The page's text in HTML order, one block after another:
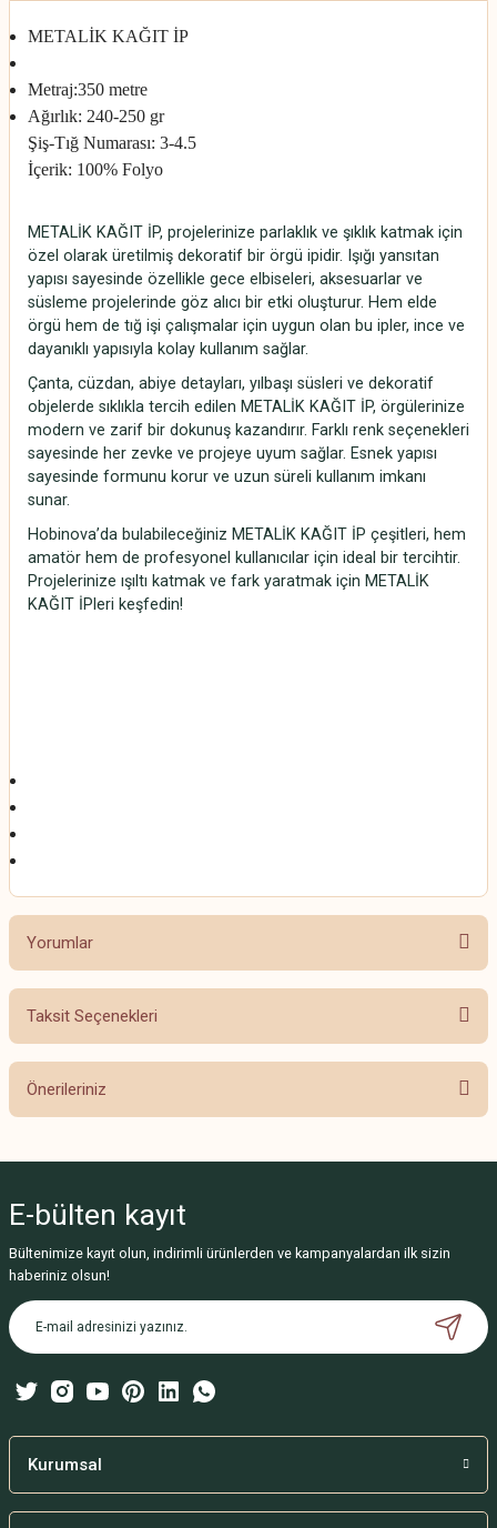
METALİK KAĞIT İP
Metraj:350 metre
Ağırlık: 240-250 gr
Şiş-Tığ Numarası: 3-4.5
İçerik: 100% Folyo
METALİK KAĞIT İP, projelerinize parlaklık ve şıklık katmak için
özel olarak üretilmiş dekoratif bir örgü ipidir. Işığı yansıtan
yapısı sayesinde özellikle gece elbiseleri, aksesuarlar ve
süsleme projelerinde göz alıcı bir etki oluşturur. Hem elde
örgü hem de tığ işi çalışmalar için uygun olan bu ipler, ince ve
dayanıklı yapısıyla kolay kullanım sağlar.
Çanta, cüzdan, abiye detayları, yılbaşı süsleri ve dekoratif
objelerde sıklıkla tercih edilen METALİK KAĞIT İP, örgülerinize
modern ve zarif bir dokunuş kazandırır. Farklı renk seçenekleri
sayesinde her zevke ve projeye uyum sağlar. Esnek yapısı
sayesinde formunu korur ve uzun süreli kullanım imkanı
sunar.
Hobinova’da bulabileceğiniz METALİK KAĞIT İP çeşitleri, hem
amatör hem de profesyonel kullanıcılar için ideal bir tercihtir.
Projelerinize ışıltı katmak ve fark yaratmak için METALİK
KAĞIT İPleri keşfedin!
Yorumlar
Taksit Seçenekleri
Önerileriniz
Görüş ve önerileriniz için teşekkür ederiz.
Ürün resmi kalitesiz, bozuk veya görüntülenemiyor.
Ürün açıklamasında eksik bilgiler bulunuyor.
Ürün bilgilerinde hatalar bulunuyor.
Bu ürüne benzer farklı alternatifler olmalı.
E-bülten kayıt
Bültenimize kayıt olun, indirimli ürünlerden ve kampanyalardan ilk sizin
haberiniz olsun!
Kurumsal